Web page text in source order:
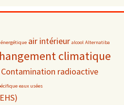
air intérieur alcool Alternatiba
climatique
Contamination radioactive
eaux usées